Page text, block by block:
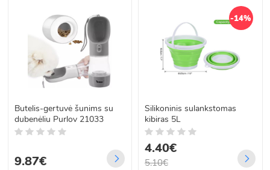
Butelis-gertuvė šunims su
dubenėliu Purlov 21033
9.87€
-14%
Silikoninis sulankstomas
kibiras 5L
4.40€
5.10€